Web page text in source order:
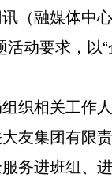
（融媒体中
活动要求，以
织相关工作
友集团有限
务进班组、